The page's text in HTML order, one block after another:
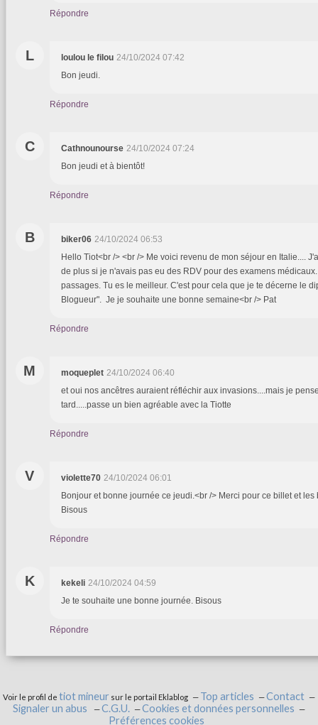
Répondre
L loulou le filou 24/10/2024 07:42
Bon jeudi.
Répondre
C Cathnounourse 24/10/2024 07:24
Bon jeudi et à bientôt!
Répondre
B biker06 24/10/2024 06:53
Hello Tiot<br /> <br /> Me voici revenu de mon séjour en Italie....
de plus si je n'avais pas eu des RDV pour des examens
passages. Tu es le meilleur. C'est pour cela que je te décerne le
Blogueur". Je je souhaite une bonne semaine<br /> Pat
Répondre
M moqueplet 24/10/2024 06:40
et oui nos ancêtres auraient réfléchir aux invasions....mais je
tard.....passe un bien agréable avec la Tiotte
Répondre
V violette70 24/10/2024 06:01
Bonjour et bonne journée ce jeudi.<br /> Merci pour ce billet et les
Bisous
Répondre
K kekeli 24/10/2024 04:59
Je te souhaite une bonne journée. Bisous
Répondre
Voir le profil de tiot mineur sur le portail Eklablog Top articles
Contact
Signaler un abus
C.G.U.
Cookies et données personnelles
Préférences cookies